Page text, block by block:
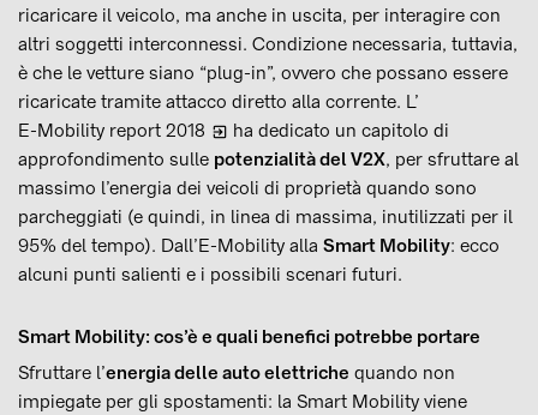
ricaricare il veicolo, ma anche in uscita, per interagire con
altri soggetti interconnessi. Condizione necessaria, tuttavia,
è che le vetture siano “plug-in”, ovvero che possano essere
ricaricate tramite attacco diretto alla corrente. L’
E-Mobility report 2018
ha dedicato un capitolo di
approfondimento sulle potenzialità del V2X, per sfruttare al
massimo l’energia dei veicoli di proprietà quando sono
parcheggiati (e quindi, in linea di massima, inutilizzati per il
95% del tempo). Dall’E-Mobility alla Smart Mobility: ecco
alcuni punti salienti e i possibili scenari futuri.
Smart Mobility: cos’è e quali benefici potrebbe portare
Sfruttare l’energia delle auto elettriche quando non
impiegate per gli spostamenti: la Smart Mobility viene